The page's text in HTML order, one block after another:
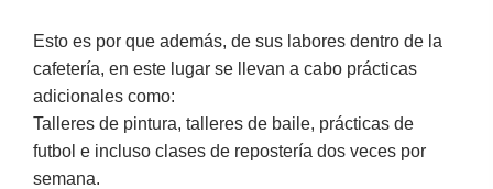
Esto es por que además, de sus labores dentro de la
cafetería, en este lugar se llevan a cabo prácticas
adicionales como:
Talleres de pintura, talleres de baile, prácticas de
futbol e incluso clases de repostería dos veces por
semana.